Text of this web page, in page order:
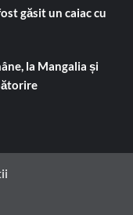
găsit un caiac cu
la Mangalia și